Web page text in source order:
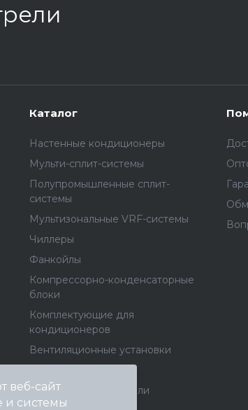
Каталог
Настенные кондиционеры
Мульти-сплит-системы
Полупромышленные сплит-
системы
Мультизональные VRF-системы
Чиллеры
Фанкойлы
Компрессорно-конденсаторные
блоки
Комплектующие для
кондиционеров
Вентиляционные установки
Канальные нагреватели
веб-сайт
и системы